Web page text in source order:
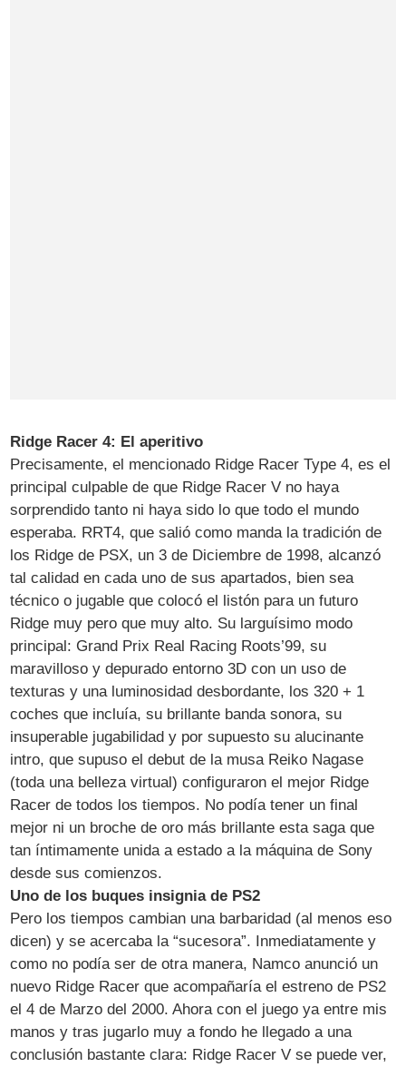
Ridge Racer 4: El aperitivo
Precisamente, el mencionado Ridge Racer Type 4, es el
principal culpable de que Ridge Racer V no haya
sorprendido tanto ni haya sido lo que todo el mundo
esperaba. RRT4, que salió como manda la tradición de
los Ridge de PSX, un 3 de Diciembre de 1998, alcanzó
tal calidad en cada uno de sus apartados, bien sea
técnico o jugable que colocó el listón para un futuro
Ridge muy pero que muy alto. Su larguísimo modo
principal: Grand Prix Real Racing Roots’99, su
maravilloso y depurado entorno 3D con un uso de
texturas y una luminosidad desbordante, los 320 + 1
coches que incluía, su brillante banda sonora, su
insuperable jugabilidad y por supuesto su alucinante
intro, que supuso el debut de la musa Reiko Nagase
(toda una belleza virtual) configuraron el mejor Ridge
Racer de todos los tiempos. No podía tener un final
mejor ni un broche de oro más brillante esta saga que
tan íntimamente unida a estado a la máquina de Sony
desde sus comienzos.
Uno de los buques insignia de PS2
Pero los tiempos cambian una barbaridad (al menos eso
dicen) y se acercaba la “sucesora”. Inmediatamente y
como no podía ser de otra manera, Namco anunció un
nuevo Ridge Racer que acompañaría el estreno de PS2
el 4 de Marzo del 2000. Ahora con el juego ya entre mis
manos y tras jugarlo muy a fondo he llegado a una
conclusión bastante clara: Ridge Racer V se puede ver,